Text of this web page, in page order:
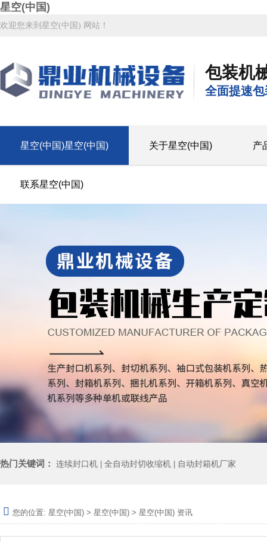
星空(中国)
欢迎您来到星空(中国) 网站！
包装机
全面提速
星空(中国)星空(中国) 关于星空(中国) 产
联系星空(中国)
热门关键词： 连续封口机 全自动封切收缩机 自动封箱机厂家
您的位置: 星空(中国) > 星空(中国) > 星空(中国) 资讯